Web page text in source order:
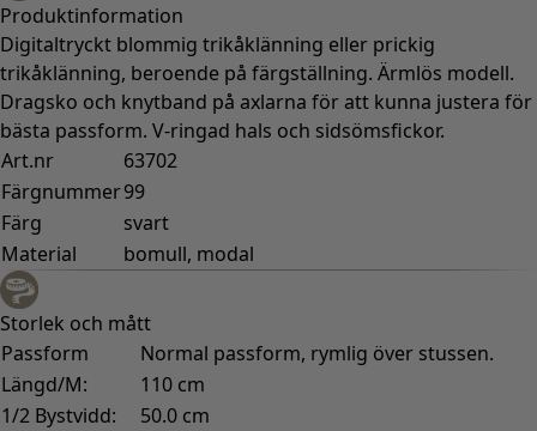
Produktinformation
Digitaltryckt blommig trikåklänning eller prickig
trikåklänning, beroende på färgställning. Ärmlös modell.
Dragsko och knytband på axlarna för att kunna justera för
bästa passform. V-ringad hals och sidsömsfickor.
Art.nr
63702
Färgnummer99
Färg
svart
Material
bomull, modal
Storlek och mått
Passform
Normal passform, rymlig över stussen.
Längd/M:
110 cm
1/2 Bystvidd:
50.0 cm